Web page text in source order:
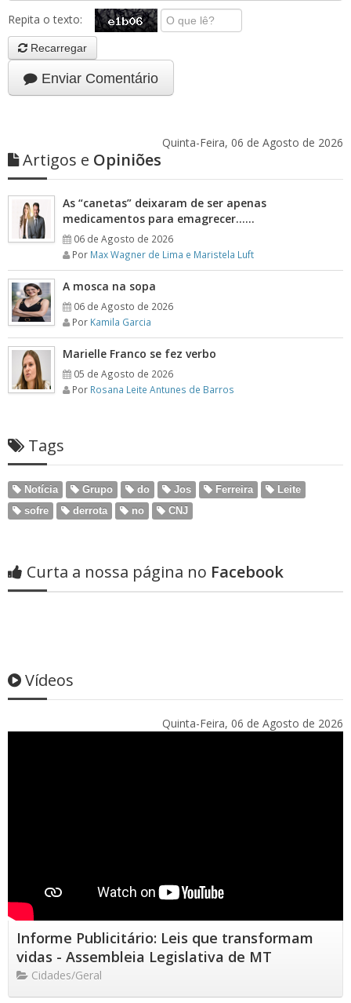
Repita o texto:
Recarregar
Enviar Comentário
Quinta-Feira, 06 de Agosto de 2026
Artigos e Opiniões
As “canetas” deixaram de ser apenas
medicamentos para emagrecer……
06 de Agosto de 2026
Por Max Wagner de Lima e Maristela Luft
A mosca na sopa
06 de Agosto de 2026
Por Kamila Garcia
Marielle Franco se fez verbo
05 de Agosto de 2026
Por Rosana Leite Antunes de Barros
Tags
Notícia Grupo do Jos Ferreira
Leite
sofre
derrota no CNJ
Curta a nossa página no Facebook
Vídeos
Quinta-Feira, 06 de Agosto de 2026
Informe Publicitário: Leis que transformam
vidas - Assembleia Legislativa de MT
Cidades/Geral